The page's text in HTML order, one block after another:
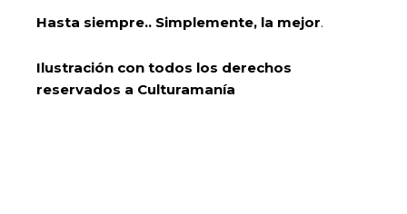
Hasta siempre.. Simplemente, la mejor.
Ilustración con todos los derechos
reservados a Culturamanía